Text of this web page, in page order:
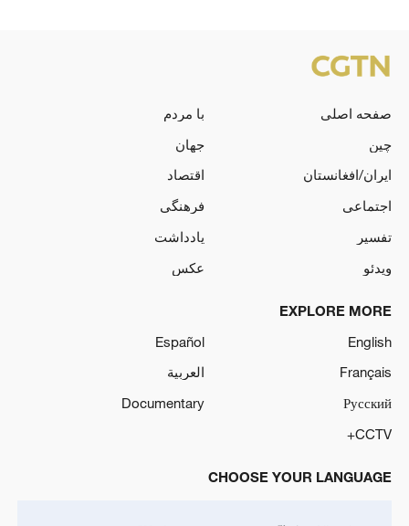
صفحه اصلی
با مردم
چین
جهان
ایران/افغانستان
اقتصاد
اجتماعی
فرهنگی
تفسیر
یادداشت
ویدئو
عکس
EXPLORE MORE
English
Español
Français
العربية
Русский
Documentary
CCTV+
CHOOSE YOUR LANGUAGE